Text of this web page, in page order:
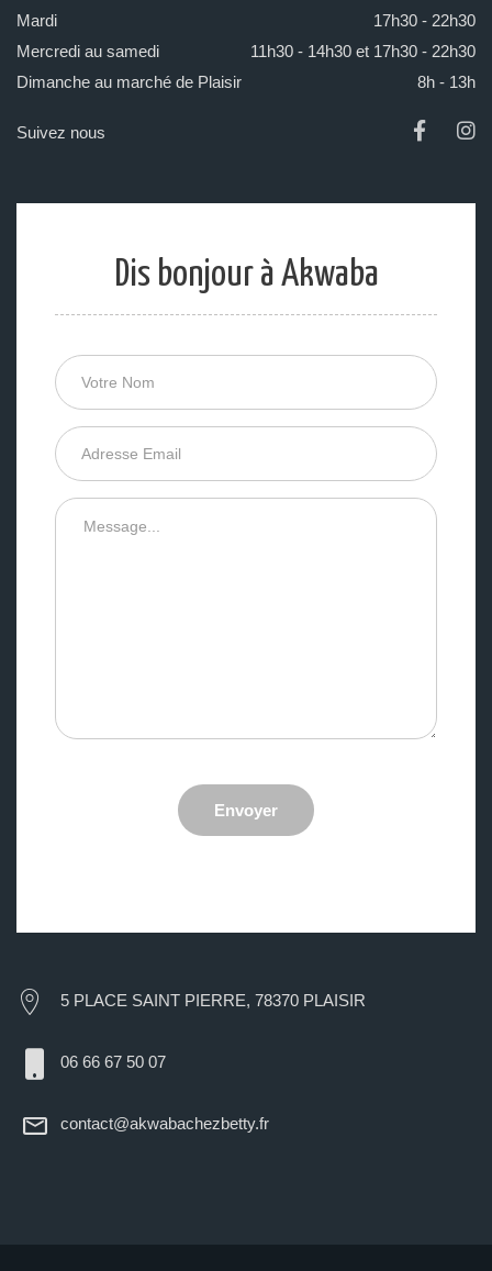
Mardi
17h30 - 22h30
Mercredi au samedi
11h30 - 14h30 et 17h30 - 22h30
Dimanche au marché de Plaisir
8h - 13h
Suivez nous
Dis bonjour à Akwaba
Envoyer
5 PLACE SAINT PIERRE, 78370 PLAISIR
06 66 67 50 07
contact@akwabachezbetty.fr